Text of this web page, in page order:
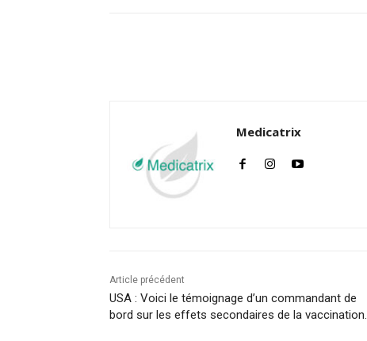
Medicatrix
Article précédent
USA : Voici le témoignage d’un commandant de
bord sur les effets secondaires de la vaccination.